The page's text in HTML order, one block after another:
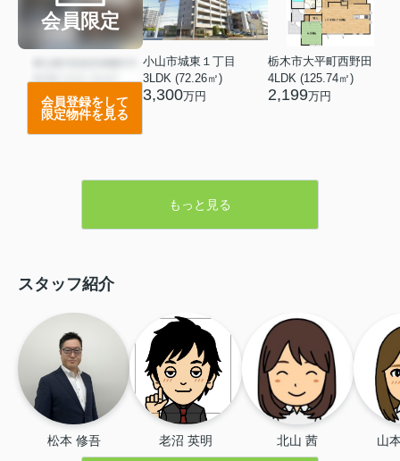
会員限定
会員登録をして
限定物件を見る
小山市城東１丁目
3LDK (72.26㎡)
3,300万円
栃木市大平町西野田
4LDK (125.74㎡)
2,199万円
もっと見る
スタッフ紹介
松本 修吾 老沼 英明 北山 茜 山